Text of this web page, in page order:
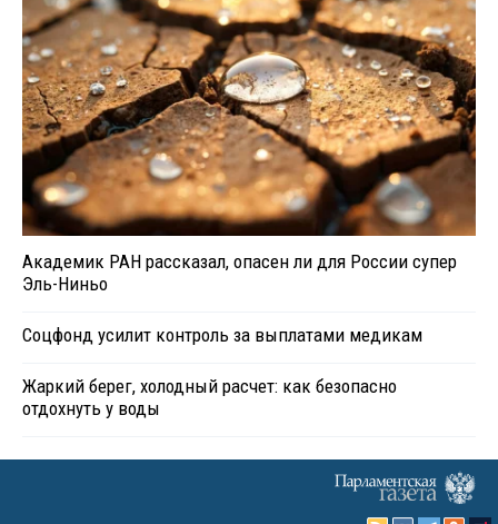
Академик РАН рассказал, опасен ли для России супер
Эль-Ниньо
Соцфонд усилит контроль за выплатами медикам
Жаркий берег, холодный расчет: как безопасно
отдохнуть у воды